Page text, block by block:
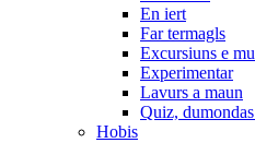
En iert
Far termagls
Excursiuns e
Experimentar
Lavurs a maun
Quiz,
Hobis